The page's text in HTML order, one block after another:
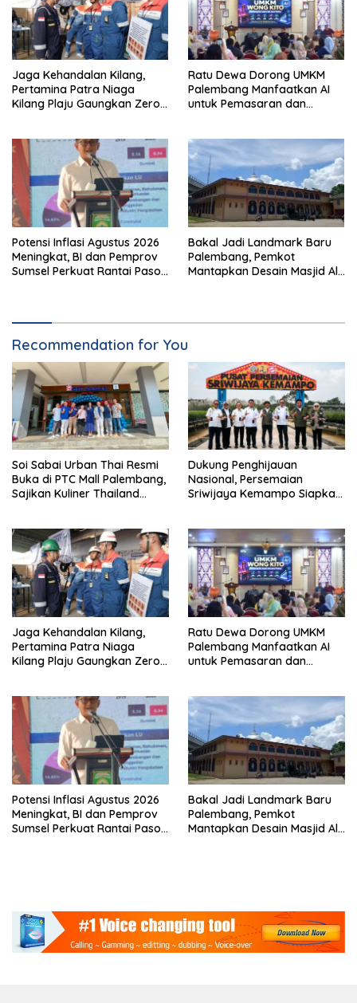
Jaga Kehandalan Kilang,
Pertamina Patra Niaga
Kilang Plaju Gaungkan Zero
Ratu Dewa Dorong UMKM
Palembang Manfaatkan AI
untuk Pemasaran dan
Potensi Inflasi Agustus 2026
Meningkat, BI dan Pemprov
Sumsel Perkuat Rantai Pasok
Bakal Jadi Landmark Baru
Palembang, Pemkot
Mantapkan Desain Masjid Al
Recommendation for You
Soi Sabai Urban Thai Resmi
Buka di PTC Mall Palembang,
Sajikan Kuliner Thailand
Dukung Penghijauan
Nasional, Persemaian
Sriwijaya Kemampo Siapkan
Jaga Kehandalan Kilang,
Pertamina Patra Niaga
Kilang Plaju Gaungkan Zero
Ratu Dewa Dorong UMKM
Palembang Manfaatkan AI
untuk Pemasaran dan
Potensi Inflasi Agustus 2026
Meningkat, BI dan Pemprov
Sumsel Perkuat Rantai Pasok
Bakal Jadi Landmark Baru
Palembang, Pemkot
Mantapkan Desain Masjid Al